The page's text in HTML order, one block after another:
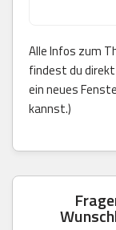
Alle Infos zum
findest du
ein neues
kannst.)